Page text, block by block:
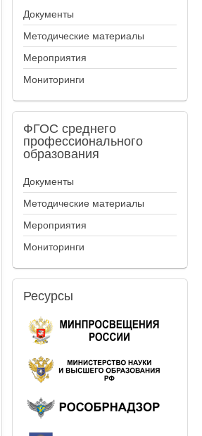
Документы
Методические материалы
Мероприятия
Мониторинги
ФГОС среднего
профессионального
образования
Документы
Методические материалы
Мероприятия
Мониторинги
Ресурсы